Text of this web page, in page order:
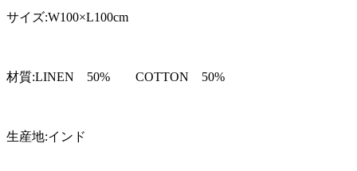
サイズ:W100×L100cm
材質:LINEN 50% COTTON 50%
生産地:インド